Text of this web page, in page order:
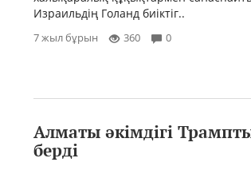
Израильдің Голанд биіктіг..
7 жыл бұрын 360 0
Алматы әкімдігі
берді